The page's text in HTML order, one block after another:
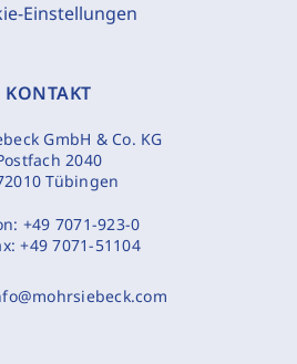
Einstellungen
KONTAKT
GmbH & Co. KG
2040
Tübingen
+49 7071-923-0
+49 7071-51104